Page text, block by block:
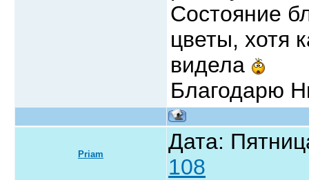
Состояние
цветы, хотя
видела
Благодарю
Priam
Дата:
108